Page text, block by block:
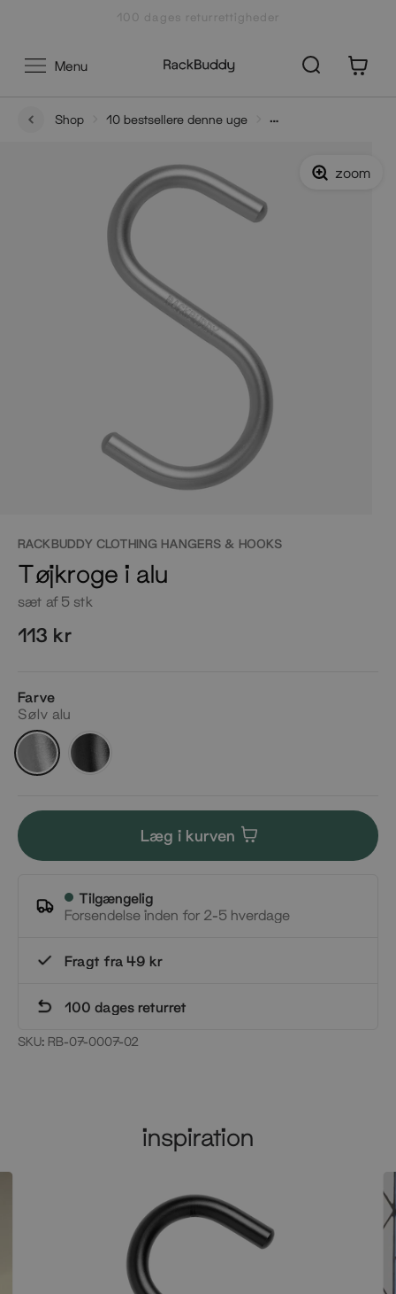
100 dages returrettigheder
Menu
Shop
10 bestsellere denne uge
zoom
RACKBUDDY CLOTHING HANGERS & HOOKS
Tøjkroge i alu
sæt af 5 stk
113 kr
Farve
Sølv alu
Sølv
alu
Sort
alu
Læg i kurven
Tilgængelig
Forsendelse inden for 2-5 hverdage
Fragt fra 49 kr
100 dages returret
SKU: RB-07-0007-02
inspiration